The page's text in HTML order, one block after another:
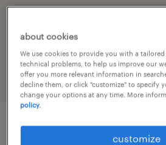
job category
information technology
about cookies
We use cookies to provide you with a
technical problems, to help us improve our
offer you more relevant information in
decline them, or click "customize" to specify
change your options at any time. More
policy.
customize